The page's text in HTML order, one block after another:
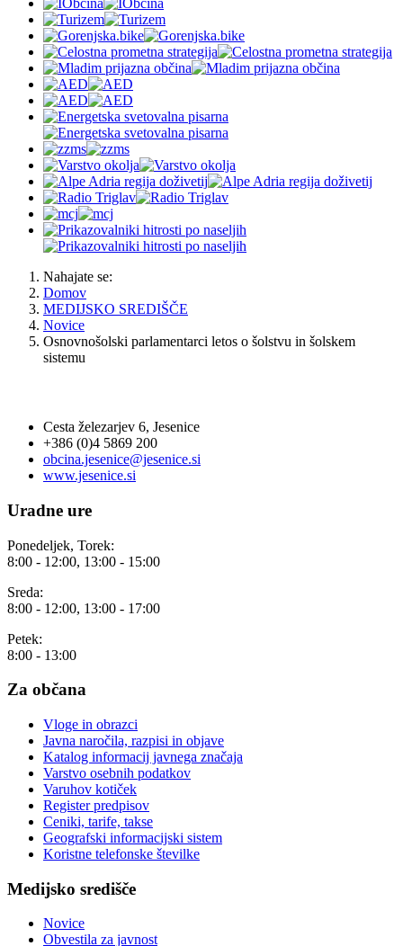
Nahajate se:
Domov
MEDIJSKO SREDIŠČE
Novice
Osnovnošolski parlamentarci letos o šolstvu in šolskem
sistemu
Cesta železarjev 6, Jesenice
+386 (0)4 5869 200
obcina.jesenice@jesenice.si
www.jesenice.si
Uradne ure
Ponedeljek, Torek:
8:00 - 12:00, 13:00 - 15:00
Sreda:
8:00 - 12:00, 13:00 - 17:00
Petek:
8:00 - 13:00
Za občana
Vloge in obrazci
Javna naročila, razpisi in objave
Katalog informacij javnega značaja
Varstvo osebnih podatkov
Varuhov kotiček
Register predpisov
Ceniki, tarife, takse
Geografski informacijski sistem
Koristne telefonske številke
Medijsko središče
Novice
Obvestila za javnost